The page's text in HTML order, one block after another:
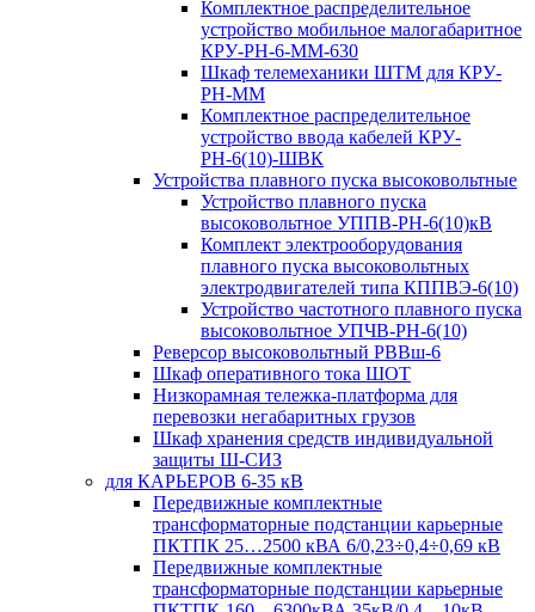
Комплектное распределительное
устройство мобильное малогабаритное
КРУ-РН-6-ММ-630
Шкаф телемеханики ШТМ для КРУ-
РН-ММ
Комплектное распределительное
устройство ввода кабелей КРУ-
РН-6(10)-ШВК
Устройства плавного пуска высоковольтные
Устройство плавного пуска
высоковольтное УППВ-РН-6(10)кВ
Комплект электрооборудования
плавного пуска высоковольтных
электродвигателей типа КППВЭ-6(10)
Устройство частотного плавного пуска
высоковольтное УПЧВ-РН-6(10)
Реверсор высоковольтный РВВш-6
Шкаф оперативного тока ШОТ
Низкорамная тележка-платформа для
перевозки негабаритных грузов
Шкаф хранения средств индивидуальной
защиты Ш-СИЗ
для КАРЬЕРОВ 6-35 кВ
Передвижные комплектные
трансформаторные подстанции карьерные
ПКТПК 25…2500 кВА 6/0,23÷0,4÷0,69 кВ
Передвижные комплектные
трансформаторные подстанции карьерные